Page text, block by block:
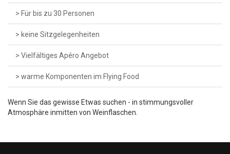
> Für bis zu 30 Personen
> keine Sitzgelegenheiten
> Vielfältiges Apéro Angebot
> warme Komponenten im Flying Food
Wenn Sie das gewisse Etwas suchen - in stimmungsvoller
Atmosphäre inmitten von Weinflaschen.